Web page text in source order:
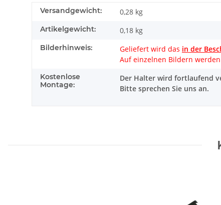
Versandgewicht: 0,28 kg
Artikelgewicht: 0,18 kg
Bilderhinweis: Geliefert wird das in der
Auf einzelnen Bildern
Kostenlose
Montage:
Der Halter wird fortlaufend
Bitte sprechen Sie uns an.